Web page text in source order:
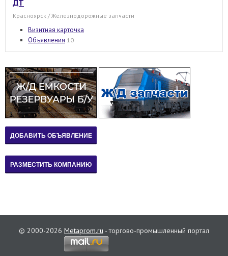
ДТ
Красноярск / Железнодорожные запчасти
Визитная карточка
Объявления 10
© 2000-2026 Metaprom.ru - торгово-промышленный портал